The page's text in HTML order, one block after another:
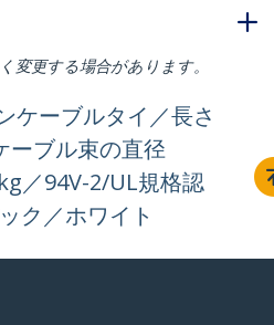
変更する場合があります。
ケーブルタイ／長さ
ーブル束の直径
／94V-2/UL規格認
ク／ホワイト